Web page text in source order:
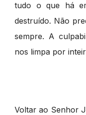
tudo o que há
destruído. Não
sempre. A
nos limpa por
Voltar ao Senhor